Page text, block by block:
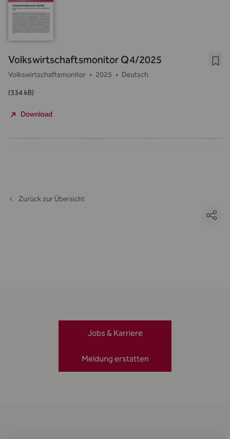
Volkswirtschaftsmonitor Q4/2025
Volkswirtschaftsmonitor • 2025 • Deutsch
(334 kB)
Download
Zurück zur Übersicht
Jobs & Karriere
Meldung erstatten